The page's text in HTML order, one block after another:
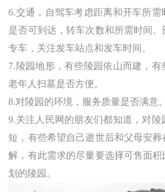
6.交通，自驾车考虑距离和开车所
是否可到达，转车次数和所需时间
专车，关注发车站点和发车时间。
7.陵园地形，有些陵园依山而建，
老年人扫墓是否方便。
8.对陵园的环境，服务质量是否满意。
9.关注 人民网 的朋友们都知道，对
短，有些希望自己逝世后和父母安
解，有此需求的尽量要选择可售面
划的陵园。